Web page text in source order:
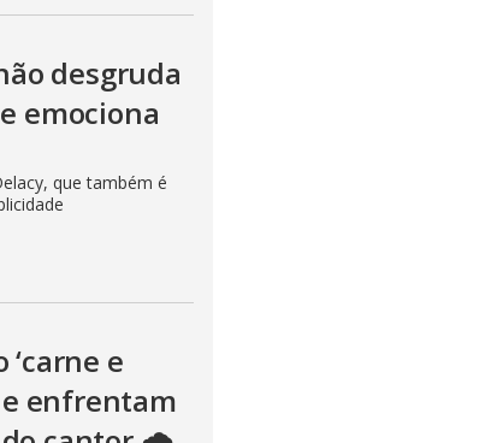
desgruda
emociona
que também é
‘carne e
e enfrentam